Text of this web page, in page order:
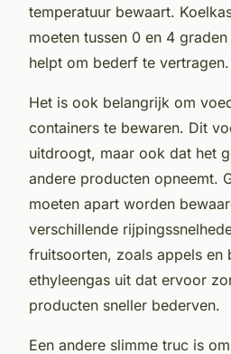
temperatuur bewaart.
moeten tussen 0 en 4
helpt om bederf te vertragen.
Het is ook belangrijk om
containers te bewaren. Dit
uitdroogt, maar ook dat het
andere producten opneemt.
moeten apart worden
verschillende
fruitsoorten, zoals appels en
ethyleengas uit dat ervoor
producten sneller bederven.
Een andere slimme truc is